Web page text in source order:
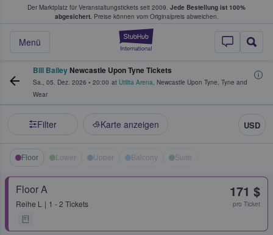
Der Marktplatz für Veranstaltungstickets seit 2009. Jede Bestellung ist 100%
abgesichert. Preise können vom Originalpreis abweichen.
StubHub - Wo
Menü
Tickets kaufen & verkaufen
Bill Bailey Newcastle Upon Tyne Tickets
Sa., 05. Dez. 2026 • 20:00 at Utilita Arena, Newcastle Upon Tyne, Tyne and
Wear
Filter Karte anzeigen USD
Floor Lower Upper Balcony Suite
Floor A
Reihe L 1 - 2 Tickets
171 $
pro Ticket